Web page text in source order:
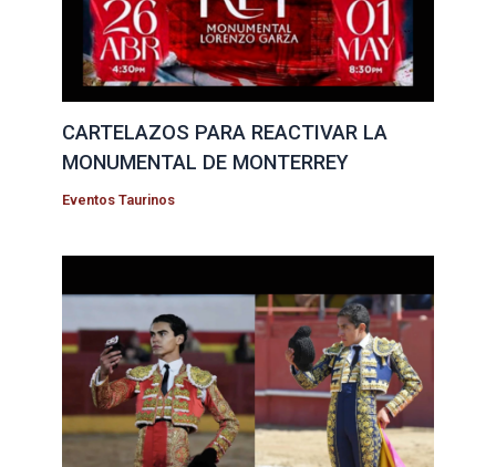
CARTELAZOS PARA REACTIVAR LA
MONUMENTAL DE MONTERREY
Eventos Taurinos